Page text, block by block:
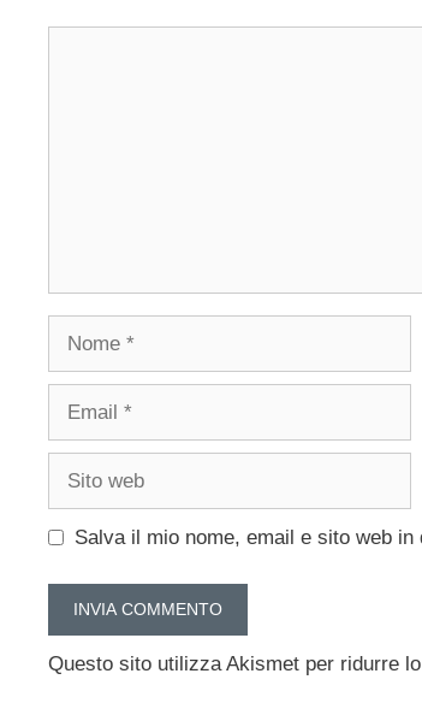
Salva il mio nome, email e sito web
Questo sito utilizza Akismet per ridurre